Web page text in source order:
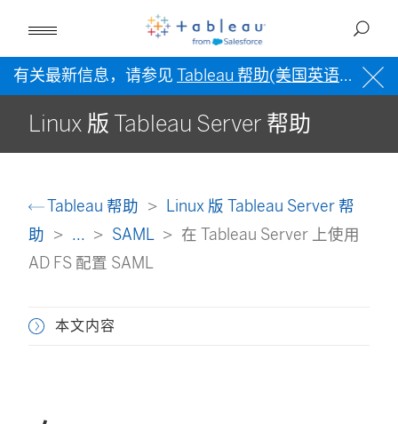
有关最新信息，请参见 Tableau 帮助(美国英语) 。
Linux 版 Tableau Server 帮助
Tableau 帮助
Linux 版 Tableau Server 帮
助
... SAML
在 Tableau Server 上使用
AD FS 配置 SAML
本文内容